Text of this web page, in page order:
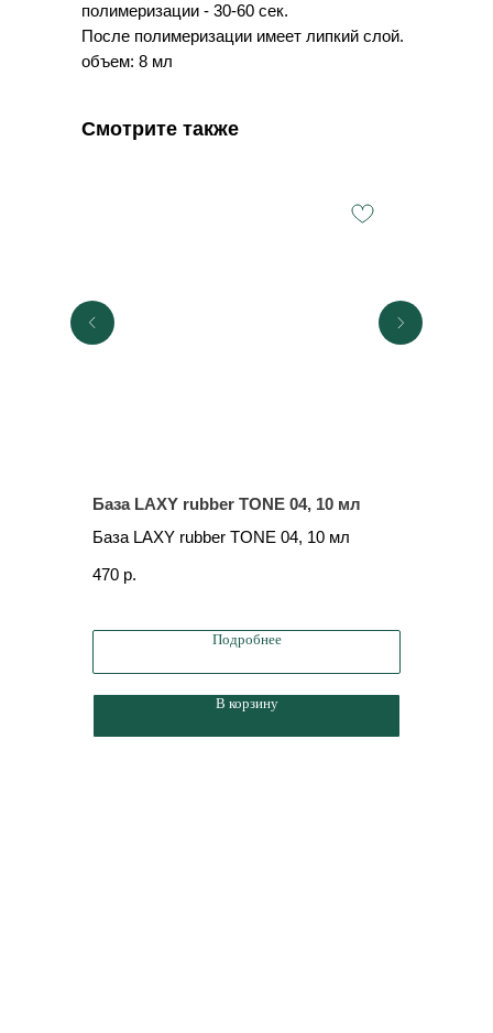
полимеризации - 30-60 сек.
После полимеризации имеет липкий слой.
объем: 8 мл
Смотрите также
База LAXY rubber TONE 04, 10 мл
База LAXY rubber TONE 04, 10 мл
470 р.
Подробнее
В корзину